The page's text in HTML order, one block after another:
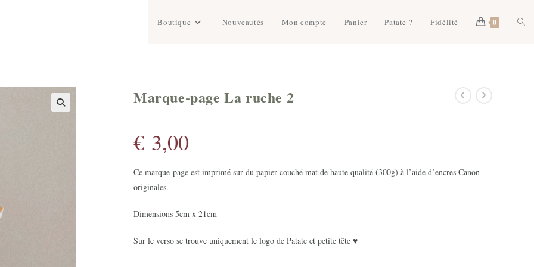
Boutique Nouveautés Mon compte Panier Patate ? Fidélité 0
Marque-page La ruche 2
€ 3,00
Ce marque-page est imprimé sur du papier couché mat de haute qualité (300g) à l’aide d’encres Canon
originales.
Dimensions 5cm x 21cm
Sur le verso se trouve uniquement le logo de Patate et petite tête ♥